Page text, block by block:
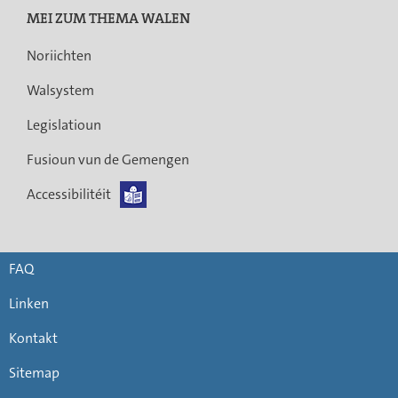
MEI ZUM THEMA WALEN
Noriichten
Walsystem
Legislatioun
Fusioun vun de Gemengen
Accessibilitéit
FAQ
Linken
Kontakt
Sitemap